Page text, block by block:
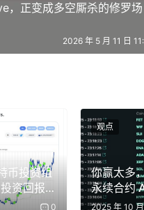
人节”将围绕四大主题周
核心贡献者，深度探讨AI
：大模型日将邀请kimi、智
码学家；Consumer App
场拆解产品迭代逻辑。
，正变成多空厮杀的修罗场
2026 年 5 月 11 日
币投资组
资回报
0
你赢太多
永续合约
界’真相
2025 年 10
观点